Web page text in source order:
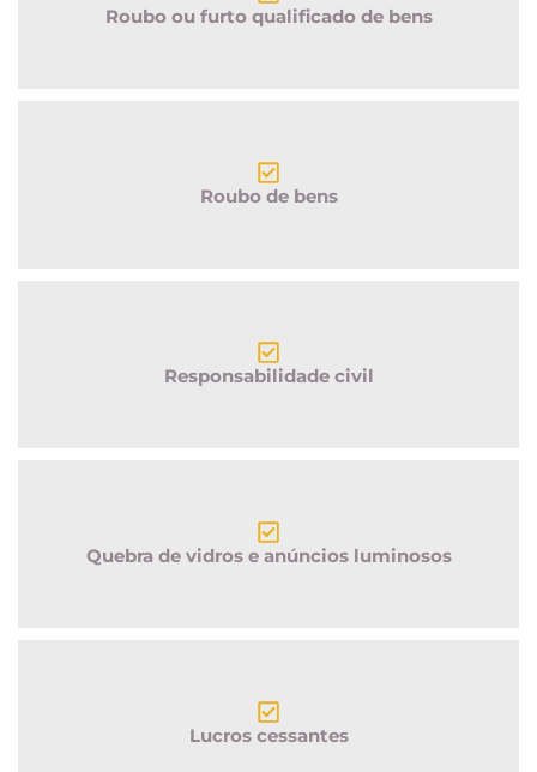
Roubo ou furto qualificado de bens
Roubo de bens
Responsabilidade civil
Quebra de vidros e anúncios luminosos
Lucros cessantes